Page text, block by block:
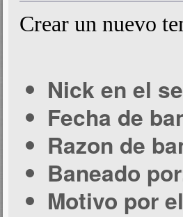
Crear un nuevo
Nick en el
Fecha de
Razon de
Baneado
Motivo por